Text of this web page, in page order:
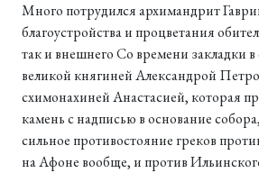
Много потрудился архимандрит
благоустройства и процветания
так и внешнего Со времени закладки в
великой княгиней Александрой
схимонахиней Анастасией, которая
камень с надписью в основание
сильное противостояние греков
на Афоне вообще, и против